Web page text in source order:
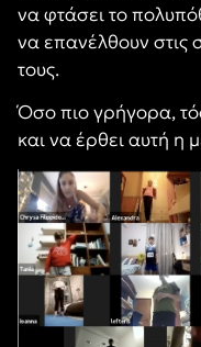
να φτάσει το
να επανέλθουν στις
τους.
Όσο πιο γρήγορα,
και να έρθει αυτή η